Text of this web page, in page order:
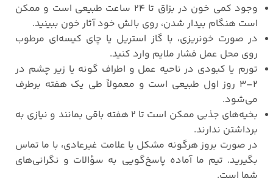
وجود کمی خون در بزاق تا ۲۴ ساعت طبیعی است و ممکن
است هنگام بیدار شدن، روی بالش خود آثار خون ببینید.
در صورت خونریزی، با گاز استریل یا چای کیسه‌ای مرطوب
روی محل عمل فشار ملایم وارد کنید.
تورم یا کبودی در ناحیه عمل و اطراف گونه یا زیر چشم در
۲–۳
روز اول طبیعی است و معمولاً طی یک هفته برطرف
می‌شود.
بخیه‌های جذبی ممکن است تا ۲ هفته باقی بمانند و نیازی به
برداشتن ندارند.
در صورت بروز هرگونه مشکل یا علامت غیرعادی، با ما تماس
بگیرید. تیم ما آماده پاسخ‌گویی به سؤالات و نگرانی‌های
شما است.